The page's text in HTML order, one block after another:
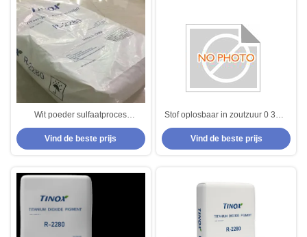
Wit poeder sulfaatproces
Titaniumdioxide - stof
onoplosbaar in water 0,3%
Vind de beste prijs
Stof oplosbaar in zoutzuur 0 3% -
Sulfaatproces Titandioxide
Vind de beste prijs